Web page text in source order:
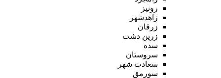
رونیز
زاهدشهر
زرقان
زرین دشت
سده
سروستان
سعادت شهر
سورمق